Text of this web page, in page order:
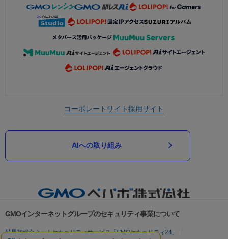
コーポレートサイト採用サイト
AIへの取り組み
GMOインターネットグループのセキュリティ事業について
世界初総合ネットセキュリティサービス「GMOセキュリティ24」